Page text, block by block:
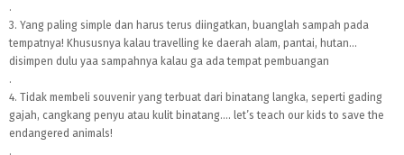
.
3. Yang paling simple dan harus terus diingatkan, buanglah sampah pada
tempatnya! Khususnya kalau travelling ke daerah alam, pantai, hutan...
disimpen dulu yaa sampahnya kalau ga ada tempat pembuangan
.
4. Tidak membeli souvenir yang terbuat dari binatang langka, seperti gading
gajah, cangkang penyu atau kulit binatang.... let’s teach our kids to save the
endangered animals!
.